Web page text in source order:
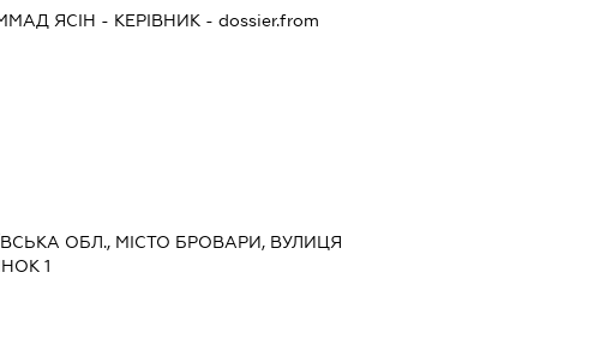
ЯСІН - КЕРІВНИК- dossier.from
ОБЛ., МІСТО БРОВАРИ, ВУЛИЦЯ
1